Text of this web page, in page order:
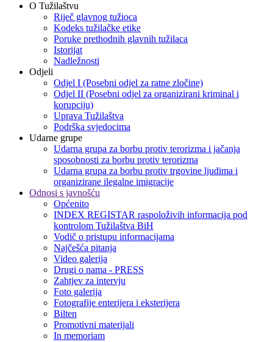
O Tužilaštvu
Riječ glavnog tužioca
Kodeks tužilačke etike
Poruke prethodnih glavnih tužilaca
Istorijat
Nadležnosti
Odjeli
Odjel I (Posebni odjel za ratne zločine)
Odjel II (Posebni odjel za organizirani kriminal i
korupciju)
Uprava Tužilaštva
Podrška svjedocima
Udarne grupe
Udarna grupa za borbu protiv terorizma i jačanja
sposobnosti za borbu protiv terorizma
Udarna grupa za borbu protiv trgovine ljudima i
organizirane ilegalne imigracije
Odnosi s javnošću
Općenito
INDEX REGISTAR raspoloživih informacija pod
kontrolom Tužilaštva BiH
Vodič o pristupu informacijama
Najčešća pitanja
Video galerija
Drugi o nama - PRESS
Zahtjev za intervju
Foto galerija
Fotografije enterijera i eksterijera
Bilten
Promotivni materijali
In memoriam